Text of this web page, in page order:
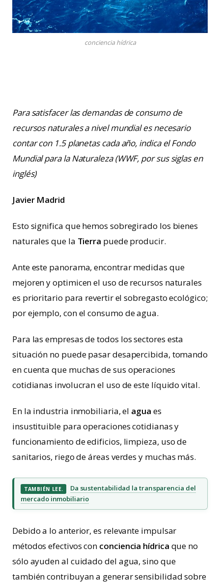
conciencia hídrica
Para satisfacer las demandas de consumo de
recursos naturales a nivel mundial es necesario
contar con 1.5 planetas cada año, indica el Fondo
Mundial para la Naturaleza (WWF, por sus siglas en
inglés)
Javier Madrid
Esto significa que hemos sobregirado los bienes
naturales que la Tierra puede producir.
Ante este panorama, encontrar medidas que
mejoren y optimicen el uso de recursos naturales
es prioritario para revertir el sobregasto ecológico;
por ejemplo, con el consumo de agua.
Para las empresas de todos los sectores esta
situación no puede pasar desapercibida, tomando
en cuenta que muchas de sus operaciones
cotidianas involucran el uso de este líquido vital.
En la industria inmobiliaria, el agua es
insustituible para operaciones cotidianas y
funcionamiento de edificios, limpieza, uso de
sanitarios, riego de áreas verdes y muchas más.
TAMBIÉN LEE.
Da sustentabilidad la transparencia del
mercado inmobiliario
Debido a lo anterior, es relevante impulsar
métodos efectivos con conciencia hídrica que no
sólo ayuden al cuidado del agua, sino que
también contribuyan a generar sensibilidad sobre